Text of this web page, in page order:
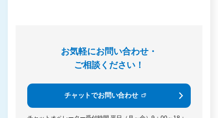
お気軽にお問い合わせ・
ご相談ください！
チャットでお問い合わせ